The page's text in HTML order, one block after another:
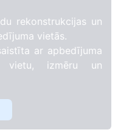
rekonstrukcijas un
vietās.
ar apbedījuma
vietu, izmēru un